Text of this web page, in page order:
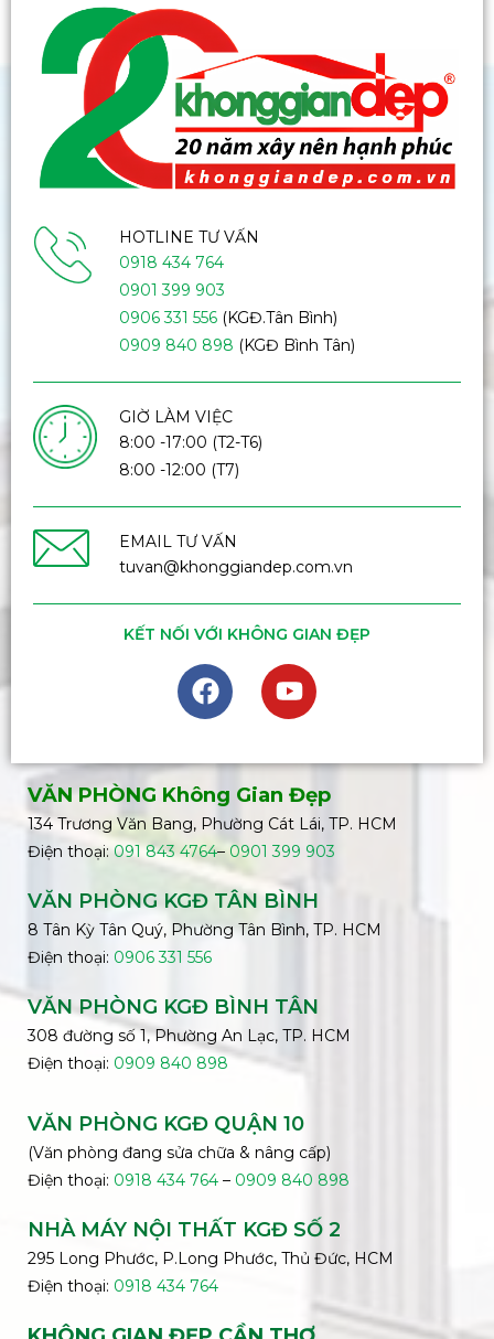
HOTLINE TƯ VẤN
0918 434 764
0901 399 903
0906 331 556(KGĐ.Tân Bình)
0909 840 898 (KGĐ Bình Tân)
GIỜ LÀM VIỆC
8:00 -17:00 (T2-T6)
8:00 -12:00 (T7)
EMAIL TƯ VẤN
tuvan@khonggiandep.com.vn
KẾT NỐI VỚI KHÔNG GIAN ĐẸP
VĂN PHÒNG Không Gian Đẹp
134 Trương Văn Bang, Phường Cát Lái, TP. HCM
Điện thoại:091 843 4764– 0901 399 903
VĂN PHÒNG KGĐ TÂN BÌNH
8 Tân Kỳ Tân Quý, Phường Tân Bình, TP. HCM
Điện thoại: 0906 331 556
VĂN PHÒNG KGĐ BÌNH TÂN
308 đường số 1, Phường An Lạc, TP. HCM
Điện thoại: 0909 840 898
VĂN PHÒNG KGĐ QUẬN 10
(Văn phòng đang sửa chữa & nâng cấp)
Điện thoại: 0918 434 764 – 0909 840 898
NHÀ MÁY NỘI THẤT KGĐ SỐ 2
295 Long Phước, P.Long Phước, Thủ Đức, HCM
Điện thoại: 0918 434 764